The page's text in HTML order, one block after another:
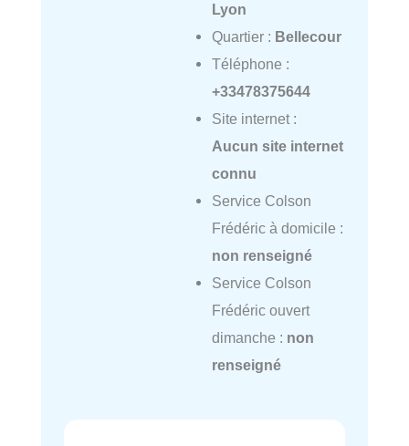
Lyon
Quartier : Bellecour
Téléphone :
+33478375644
Site internet :
Aucun site internet
connu
Service Colson
Frédéric à domicile :
non renseigné
Service Colson
Frédéric ouvert
dimanche : non
renseigné